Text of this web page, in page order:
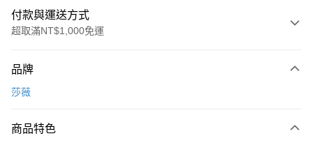
付款與運送方式
超取滿NT$1,000免運
信用卡一次付款
LINE Pay
品牌
莎薇
商品特色